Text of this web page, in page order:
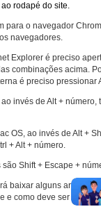
rodapé do site.
para o navegador
navegadores.
Explorer é preciso
combinações acima.
é preciso pressionar
invés de Alt +
OS, ao invés de Alt +
+ Alt + número.
são Shift + Escape +
baixar alguns arquivos
e como deve ser